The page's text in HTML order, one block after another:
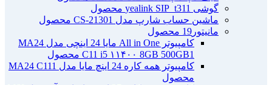
گوشی yealink SIP_t31 1 محصول
ماشین حساب شارپ مدل CS-2130 1 محصول
مانیتور 19 محصول
کامپیوتر All in One مایا 24 اینچی مدل MA24
C11 i5 ۱۱۴۰۰ 8GB 500GB1 محصول
کامپیوتر همه کاره 24 اینچ مایا مدل MA24 C11
1
محصول